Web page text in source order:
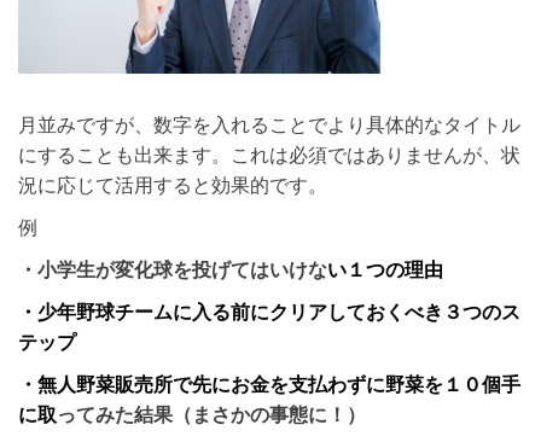
月並みですが、数字を入れることでより具体的なタイトル
にすることも出来ます。これは必須ではありませんが、状
況に応じて活用すると効果的です。
例
・小学生が変化球を投げてはいけない１つの理由
・少年野球チームに入る前にクリアしておくべき３つのス
テップ
・無人野菜販売所で先にお金を支払わずに野菜を１０個手
に取ってみた結果（まさかの事態に！）